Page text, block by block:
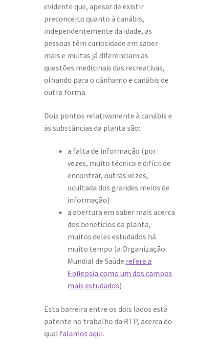
evidente que, apesar de existir
preconceito quanto à canábis,
independentemente da idade, as
pessoas têm curiosidade em saber
mais e muitas já diferenciam as
questões medicinais das recreativas,
olhando para o cânhamo e canábis de
outra forma.
Dois pontos relativamente à canábis e
às substâncias da planta são:
a falta de informação (por
vezes, muito técnica e difícil de
encontrar, outras vezes,
ocultada dos grandes meios de
informação)
a abertura em saber mais acerca
dos benefícios da planta,
muitos deles estudados há
muito tempo (a Organização
Mundial de Saúde refere a
Epilepsia como um dos campos
mais estudados)
Esta barreira entre os dois lados está
patente no trabalho da RTP, acerca do
qual falamos aqui.